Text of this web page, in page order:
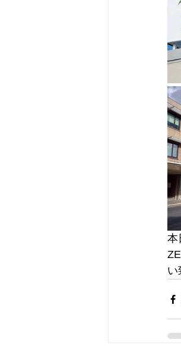
本
い